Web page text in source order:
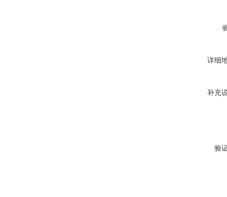
详细
补充
验